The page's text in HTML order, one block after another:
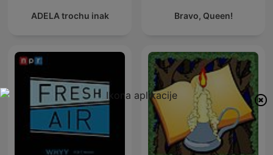
ADELA trochu inak Bravo, Queen!